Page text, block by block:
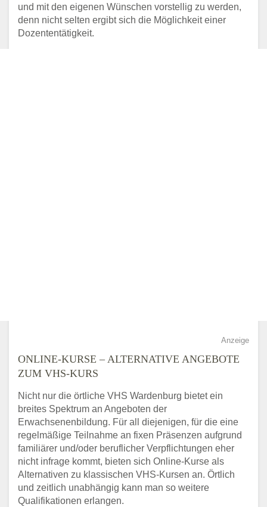
und mit den eigenen Wünschen vorstellig zu werden,
denn nicht selten ergibt sich die Möglichkeit einer
Dozententätigkeit.
Anzeige
ONLINE-KURSE – ALTERNATIVE ANGEBOTE
ZUM VHS-KURS
Nicht nur die örtliche VHS Wardenburg bietet ein
breites Spektrum an Angeboten der
Erwachsenenbildung. Für all diejenigen, für die eine
regelmäßige Teilnahme an fixen Präsenzen aufgrund
familiärer und/oder beruflicher Verpflichtungen eher
nicht infrage kommt, bieten sich Online-Kurse als
Alternativen zu klassischen VHS-Kursen an. Örtlich
und zeitlich unabhängig kann man so weitere
Qualifikationen erlangen.